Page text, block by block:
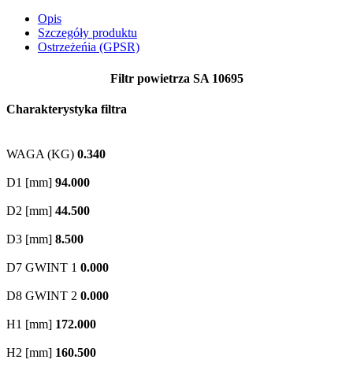
Opis
Szczegóły produktu
Ostrzeżeńia (GPSR)
Filtr powietrza SA 10695
Charakterystyka filtra
WAGA (KG) 0.340
D1 [mm] 94.000
D2 [mm] 44.500
D3 [mm] 8.500
D7 GWINT 1 0.000
D8 GWINT 2 0.000
H1 [mm] 172.000
H2 [mm] 160.500